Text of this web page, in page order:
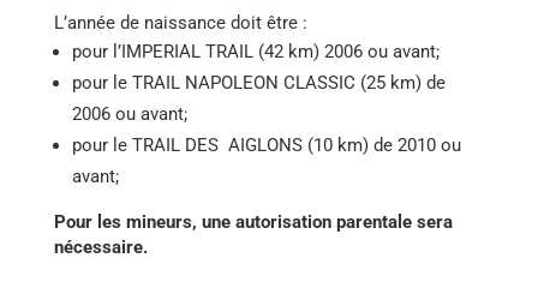
L’année de naissance doit être :
pour l’IMPERIAL TRAIL (42 km) 2006 ou avant;
pour le TRAIL NAPOLEON CLASSIC (25 km) de
2006 ou avant;
pour le TRAIL DES AIGLONS (10 km) de 2010 ou
avant;
Pour les mineurs, une autorisation parentale sera
nécessaire.